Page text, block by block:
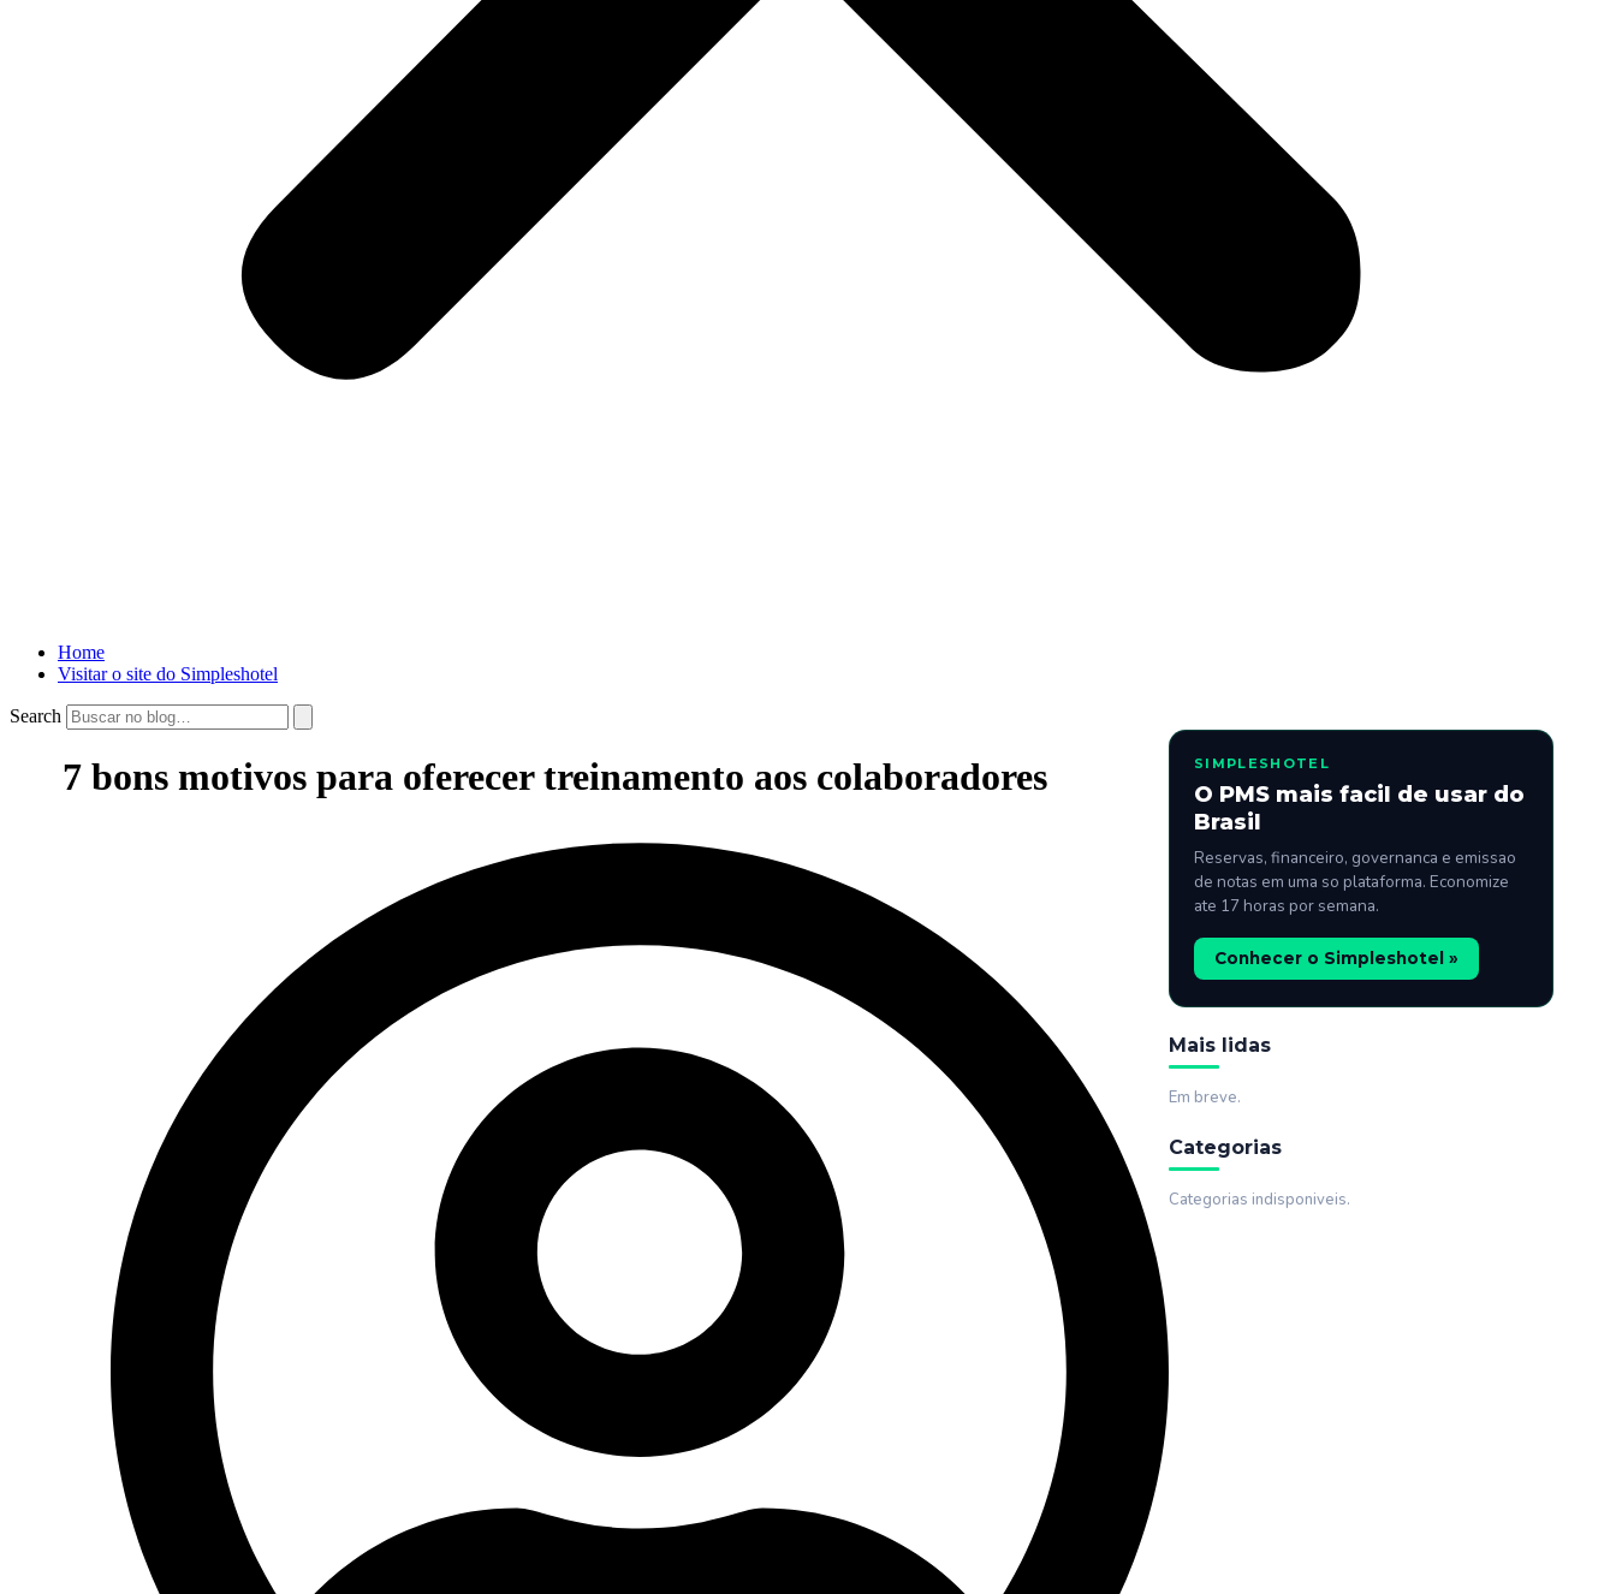
Home
Visitar o site do Simpleshotel
Search
7 bons motivos para oferecer treinamento aos colaboradores SIMPLESHOTEL
O PMS mais facil de usar do
Brasil
Reservas, financeiro, governanca e emissao
de notas em uma so plataforma. Economize
ate 17 horas por semana.
Conhecer o Simpleshotel »
Mais lidas
Em breve.
Categorias
Categorias indisponiveis.